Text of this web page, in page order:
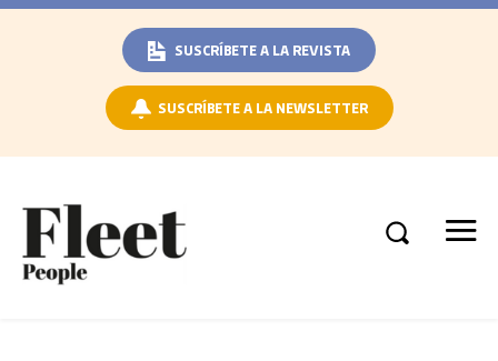
SUSCRÍBETE A LA REVISTA
SUSCRÍBETE A LA NEWSLETTER